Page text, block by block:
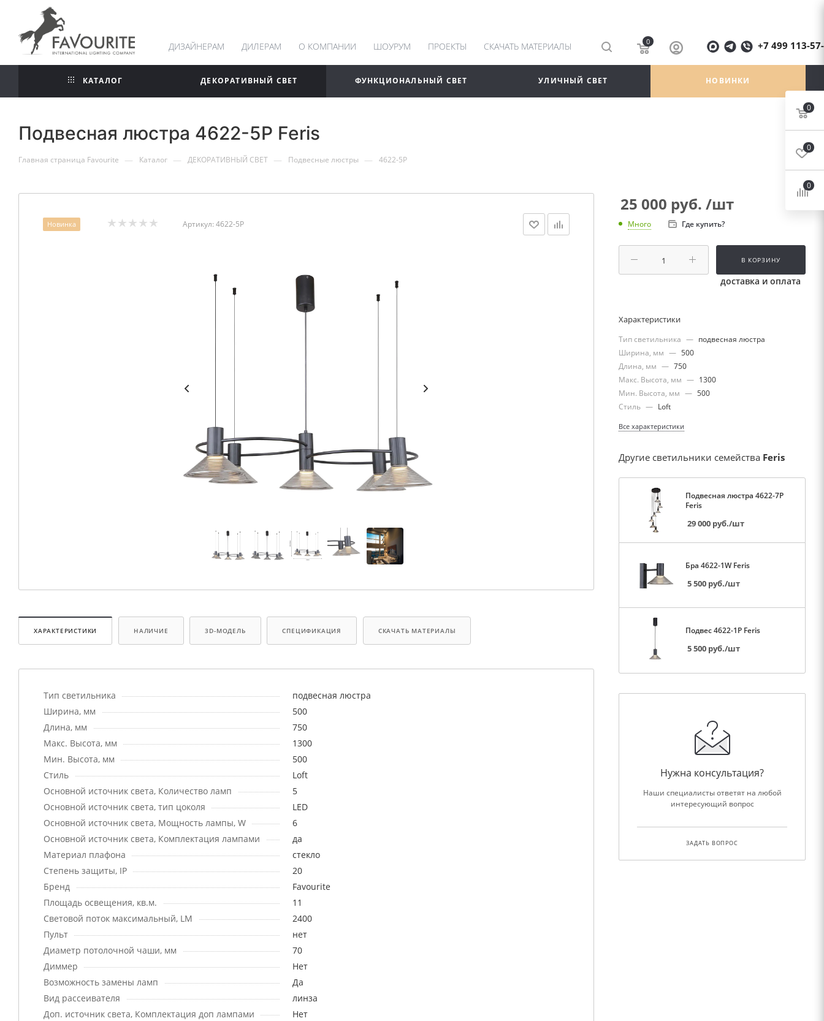
ДИЗАЙНЕРАМ ДИЛЕРАМ О КОМПАНИИ ШОУРУМ ПРОЕКТЫ СКАЧАТЬ МАТЕРИАЛЫ 0 +7 499 113-
КАТАЛОГ ДЕКОРАТИВНЫЙ СВЕТ ФУНКЦИОНАЛЬНЫЙ СВЕТ УЛИЧНЫЙ СВЕТ НОВИНКИ
Подвесная люстра 4622-5P Feris
Главная страница Favourite — Каталог — ДЕКОРАТИВНЫЙ СВЕТ — Подвесные люстры — 4622-5P
Новинка Артикул: 4622-5P
ХАРАКТЕРИСТИКИ НАЛИЧИЕ 3D-МОДЕЛЬ СПЕЦИФИКАЦИЯ СКАЧАТЬ МАТЕРИАЛЫ
Тип светильника
подвесная люстра
Ширина, мм
500
Длина, мм
750
Макс. Высота, мм
1300
Мин. Высота, мм
500
Стиль
Loft
Основной источник света, Количество ламп
5
Основной источник света, тип цоколя
LED
Основной источник света, Мощность лампы, W
6
Основной источник света, Комплектация лампами
да
Материал плафона
стекло
Степень защиты, IP
20
Бренд
Favourite
Площадь освещения, кв.м.
11
Световой поток максимальный, LM
2400
Пульт
нет
Диаметр потолочной чаши, мм
70
Диммер
Нет
Возможность замены ламп
Да
Вид рассеивателя
линза
Доп. источник света, Комплектация доп лампами
Нет
25 000 руб. /шт
Много Где купить?
В КОРЗИНУ
доставка и оплата
Характеристики
Тип светильника — подвесная люстра
Ширина, мм — 500
Длина, мм — 750
Макс. Высота, мм — 1300
Мин. Высота, мм — 500
Стиль — Loft
Все характеристики
Другие светильники семейства Feris
Подвесная люстра 4622-7P
Feris
29 000 руб./шт
Бра 4622-1W Feris
5 500 руб./шт
Подвес 4622-1P Feris
5 500 руб./шт
Нужна консультация?
Наши специалисты ответят на любой
интересующий вопрос
ЗАДАТЬ ВОПРОС
0
0
0